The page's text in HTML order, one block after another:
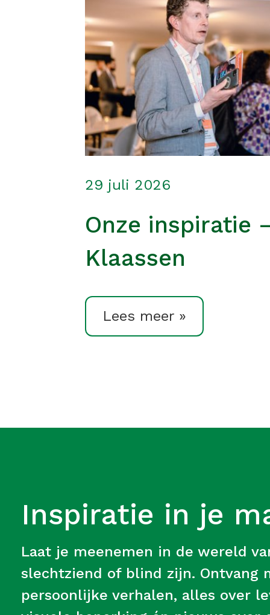
Onze inspiratie
Klaassen
29 juli 2026
Lees meer »
Inspiratie in je
Laat je meenemen in de wereld
slechtziend of blind zijn. Ontvang
persoonlijke verhalen, alles over